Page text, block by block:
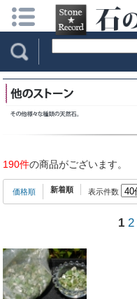
190件の商品がございます。
価格順 新着順 表示件数
1 2